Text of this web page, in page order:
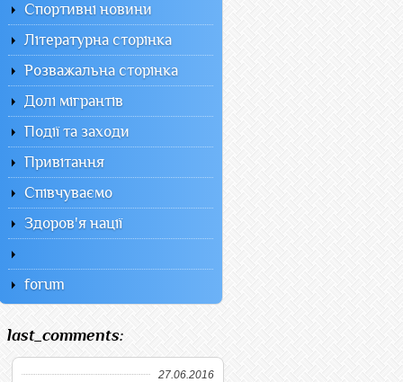
Спортивні новини
Літературна сторінка
Розважальна сторінка
Долі мігрантів
Події та заходи
Привітання
Співчуваємо
Здоров'я нації
forum
last_comments:
27.06.2016